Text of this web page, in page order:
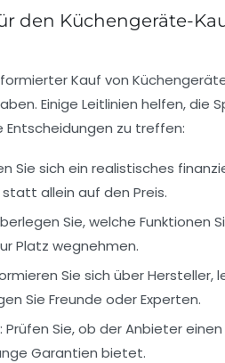
den Küchengeräte-
Kauf von
Einige Leitlinien helfen, die
zu treffen:
Sie sich ein realistisches
allein auf den Preis.
Sie, welche Funktionen
Platz wegnehmen.
Sie sich über Hersteller,
Sie Freunde oder Experten.
Prüfen Sie, ob der Anbieter
Garantien bietet.